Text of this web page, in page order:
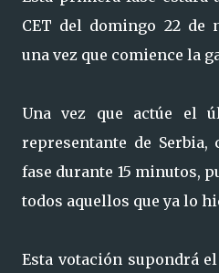
CET del domingo 22 de
una vez que comience la
Una vez que actúe el
representante de Serbia,
fase durante 15 minutos,
todos aquellos que ya lo
Esta votación supondrá